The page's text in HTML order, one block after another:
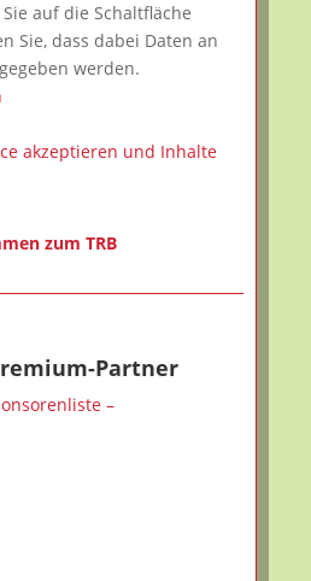
auf die Schaltfläche
Sie, dass dabei Daten an
werden.
akzeptieren und Inhalte
zum TRB
Partner
–